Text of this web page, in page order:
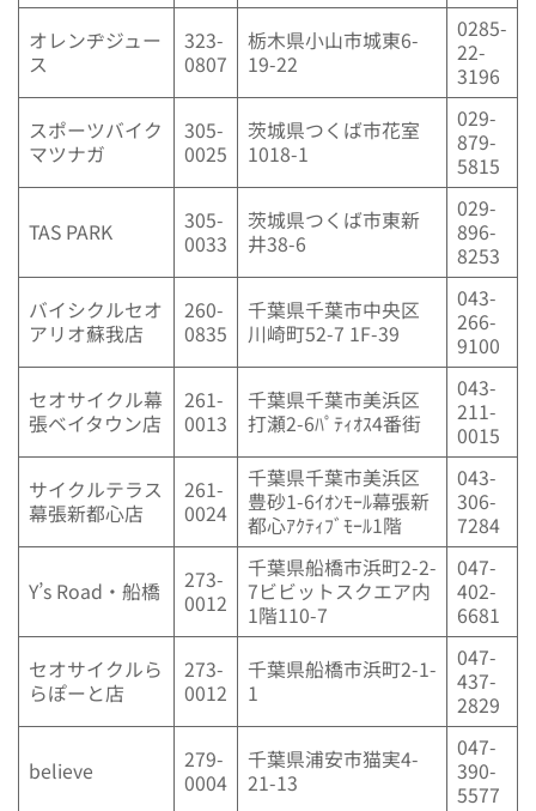
オレンヂジュー
ス
323-
0807
栃木県小山市城東6-
19-22
0285-
22-
3196
スポーツバイク
マツナガ
305-
0025
茨城県つくば市花室
1018-1
029-
879-
5815
TAS PARK
305-
0033
茨城県つくば市東新
井38-6
029-
896-
8253
バイシクルセオ
アリオ蘇我店
260-
0835
千葉県千葉市中央区
川崎町52-7 1F-39
043-
266-
9100
セオサイクル幕
張ベイタウン店
261-
0013
千葉県千葉市美浜区
打瀬2-6ﾊﾟﾃｨｵｽ4番街
043-
211-
0015
サイクルテラス
幕張新都心店
261-
0024
千葉県千葉市美浜区
豊砂1-6ｲｵﾝﾓｰﾙ幕張新
都心ｱｸﾃｨﾌﾞﾓｰﾙ1階
043-
306-
7284
Y’s Road・船橋
273-
0012
千葉県船橋市浜町2-2-
7ビビットスクエア内
1階110-7
047-
402-
6681
セオサイクルら
らぽーと店
273-
0012
千葉県船橋市浜町2-1-
1
047-
437-
2829
believe
279-
0004
千葉県浦安市猫実4-
21-13
047-
390-
5577